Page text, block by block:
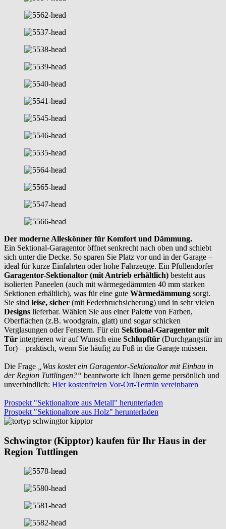
Der moderne Alleskönner für Komfort und Dämmung.
Ein Sektional-Garagentor öffnet senkrecht nach oben und schiebt
sich unter die Decke. So sparen Sie Platz vor und in der Garage –
ideal für kurze Einfahrten oder hohe Fahrzeuge. Ein Pfullendorfer
Garagentor-Sektionaltor (mit Antrieb erhältlich) besteht aus
isolierten Paneelen (auch mit wärmegedämmten 40 mm starken
Sektionen erhältlich), was für eine gute Wärmedämmung sorgt.
Sie sind leise, sicher (mit Federbruchsicherung) und in sehr vielen
Designs lieferbar. Wählen Sie aus einer Palette von Farben,
Oberflächen (z.B. woodgrain, glatt) und sogar schicken
Verglasungen oder Fenstern. Für ein Sektional-Garagentor mit
Tür integrieren wir auf Wunsch eine Schlupftür (Durchgangstür im
Tor) – praktisch, wenn Sie häufig zu Fuß in die Garage müssen.
Die Frage
„Was kostet ein Garagentor-Sektionaltor mit Einbau in
der Region Tuttlingen?“ beantworte ich Ihnen gerne persönlich und
unverbindlich: Hier kostenfreien Vor-Ort-Termin vereinbaren
Prospekt "Sektionaltore aus Metall" herunterladen
Prospekt "Sektionaltore aus Holz" herunterladen
Schwingtor (Kipptor) kaufen für Ihr Haus in der
Region Tuttlingen